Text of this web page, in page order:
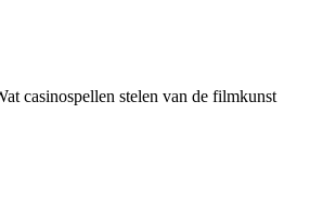
casinospellen stelen van de filmkunst